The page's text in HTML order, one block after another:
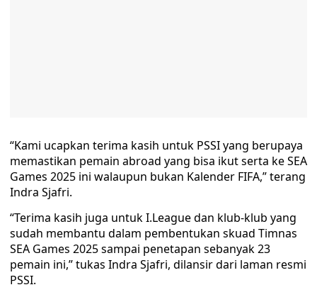
“Kami ucapkan terima kasih untuk PSSI yang berupaya
memastikan pemain abroad yang bisa ikut serta ke SEA
Games 2025 ini walaupun bukan Kalender FIFA,” terang
Indra Sjafri.
“Terima kasih juga untuk I.League dan klub-klub yang
sudah membantu dalam pembentukan skuad Timnas
SEA Games 2025 sampai penetapan sebanyak 23
pemain ini,” tukas Indra Sjafri, dilansir dari laman resmi
PSSI.